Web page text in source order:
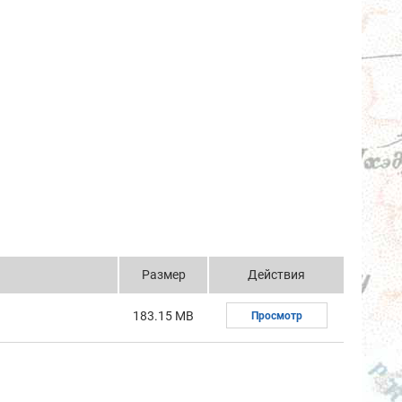
Размер Действия
183.15 MB Просмотр